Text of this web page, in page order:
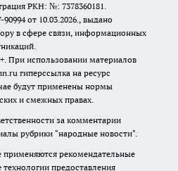
РКН: №: 7378360181.
от 10.03.2026., выдано
в сфере связи, информационных
При использовании материалов
гиперссылка на ресурс
будут применены нормы
и смежных правах.
за комментарии
рубрики "народные новости".
рекомендательные
предоставления